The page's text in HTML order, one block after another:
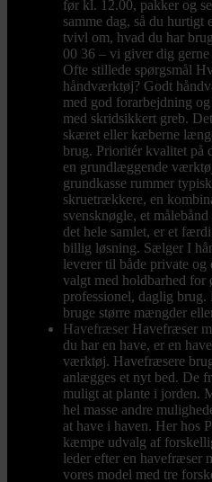
før kl. 12.00, pakker og
samme dag, så du
tvivl om, hvad du har
00 36 – vi giver dig
Ofte stillede spørgsmål
håndværktøj? Godt
med god forarbejdning
med skridsikkert greb.
skæret eller kæberne
brug. Prioritér kvalitet på
en grundlæggende
grundkasse rummer
skruetrækkere, en
svensknøgle, et
det hele samlet, er et
billig løsning. Sælger I
leverer til både private
valgt med holdbarhed for
professionel, daglig
bruge større mængder
Havefræser Havefræser
du har en have, er en
værktøj. Havefræsere
anlægges et nyt bed. De
muligt at plante i jorden.
hel masse andre
at have i haven. Her hos
kæmpe udvalg af
leder efter en havefræser
vores model med tre